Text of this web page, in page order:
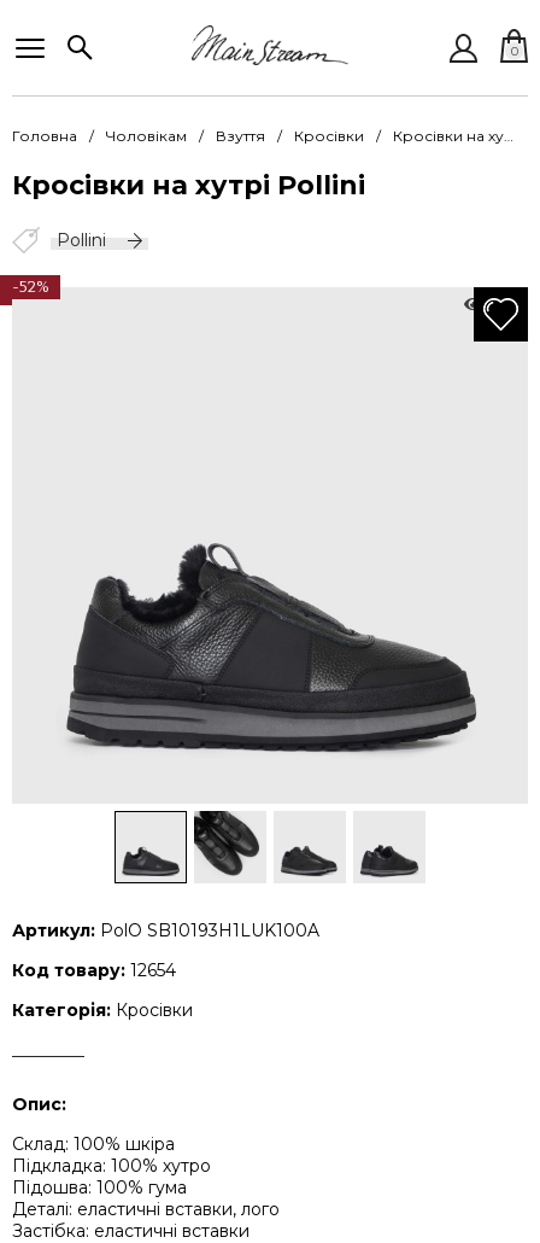
0
Головна Чоловікам Взуття Кросівки Кросівки на хутрі Pollini PolO SB10193H1LUK100A
Артикул: PolO SB10193H1LUK100A
Код товару: 12654
Категорія: Кросівки
Опис:
Склад: 100% шкіра
Підкладка: 100% хутро
Підошва: 100% гума
Деталі: еластичні вставки, лого
Застібка: еластичні вставки
Кросівки на хутрі Pollini
Pollini
-52%
2216